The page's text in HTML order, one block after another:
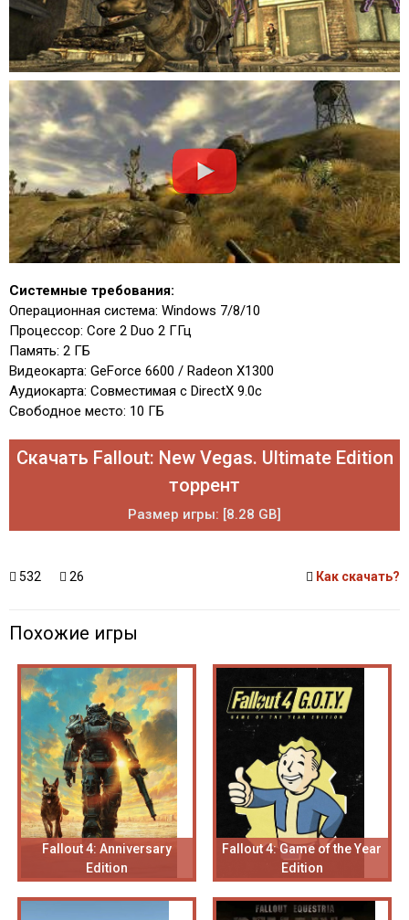
Системные требования:
Операционная система: Windows 7/8/10
Процессор: Core 2 Duo 2 ГГц
Память: 2 ГБ
Видеокарта: GeForce 6600 / Radeon X1300
Аудиокарта: Совместимая с DirectX 9.0c
Свободное место: 10 ГБ
Скачать Fallout: New Vegas. Ultimate Edition
торрент
Размер игры: [8.28 GB]
532 26 Как скачать?
Похожие игры
Fallout 4: Anniversary
Edition
Fallout 4: Game of the Year
Edition